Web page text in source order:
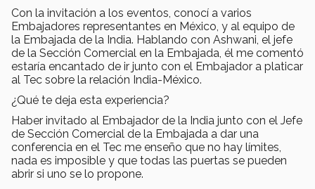
Con la invitación a los eventos, conocí a varios
Embajadores representantes en México, y al equipo de
la Embajada de la India. Hablando con Ashwani, el jefe
de la Sección Comercial en la Embajada, él me comentó
estaría encantado de ir junto con el Embajador a platicar
al Tec sobre la relación India-México.
¿Qué te deja esta experiencia?
Haber invitado al Embajador de la India junto con el Jefe
de Sección Comercial de la Embajada a dar una
conferencia en el Tec me enseño que no hay límites,
nada es imposible y que todas las puertas se pueden
abrir si uno se lo propone.